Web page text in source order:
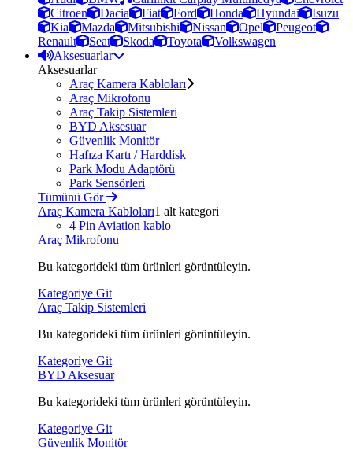
Citroen
Dacia Fiat Ford Honda Hyundai
Isuzu
Kia
Mazda Mitsubishi Nissan Opel
Peugeot
Renault
Seat Skoda Toyota
Volkswagen
Aksesuarlar
Aksesuarlar
Araç Kamera Kabloları
Araç Mikrofonu
Araç Takip Sistemleri
BYD Aksesuar
Güvenlik Monitör
Hafıza Kartı / Harddisk
Park Modu Adaptörü
Park Sensörleri
Tümünü Gör
Araç Kamera Kabloları1 alt kategori
4 Pin Aviation kablo
Araç Mikrofonu
Bu kategorideki tüm ürünleri görüntüleyin.
Kategoriye Git
Araç Takip Sistemleri
Bu kategorideki tüm ürünleri görüntüleyin.
Kategoriye Git
BYD Aksesuar
Bu kategorideki tüm ürünleri görüntüleyin.
Kategoriye Git
Güvenlik Monitör